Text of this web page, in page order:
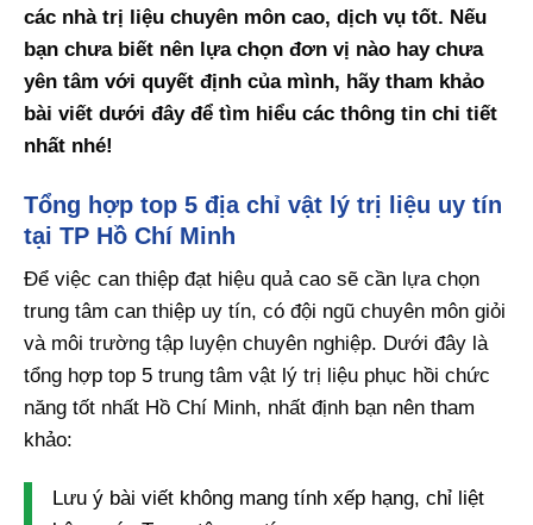
các nhà trị liệu chuyên môn cao, dịch vụ tốt. Nếu
bạn chưa biết nên lựa chọn đơn vị nào hay chưa
yên tâm với quyết định của mình, hãy tham khảo
bài viết dưới đây để tìm hiểu các thông tin chi tiết
nhất nhé!
Tổng hợp top 5 địa chỉ vật lý trị liệu uy tín
tại TP Hồ Chí Minh
Để việc can thiệp đạt hiệu quả cao sẽ cần lựa chọn
trung tâm can thiệp uy tín, có đội ngũ chuyên môn giỏi
và môi trường tập luyện chuyên nghiệp. Dưới đây là
tổng hợp top 5 trung tâm vật lý trị liệu phục hồi chức
năng tốt nhất Hồ Chí Minh, nhất định bạn nên tham
khảo:
Lưu ý bài viết không mang tính xếp hạng, chỉ liệt